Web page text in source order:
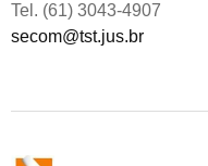
Tel. (61) 3043-4907
secom@tst.jus.br